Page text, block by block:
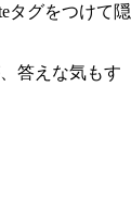
タグをつけて隠
答えな気もす